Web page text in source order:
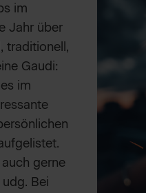
im
Jahr über
traditionell,
Gaudi:
im
gerne
Bei